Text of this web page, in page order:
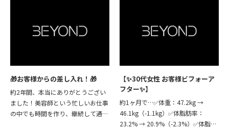
🎁お客様からの差し入れ！🎁
約2年間、本当にありがとうござい
ました！美容師という忙しいお仕事
の中でも時間を作り、継続して通っ
【✨30代女性 お客様ビフォーア
フター✨】
約1ヶ月で…✅体重：47.2kg →
46.1kg（-1.1kg）✅体脂肪率：
23.2% → 20.9%（-2.3%）✅体脂肪